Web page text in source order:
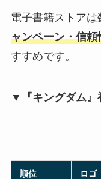
電子書籍ストアは
ャンペーン・信頼
すすめです。
▼『キングダム』
順位 ロゴ